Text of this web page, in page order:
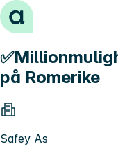
Hopp til innhold
på Romerike
Safey As